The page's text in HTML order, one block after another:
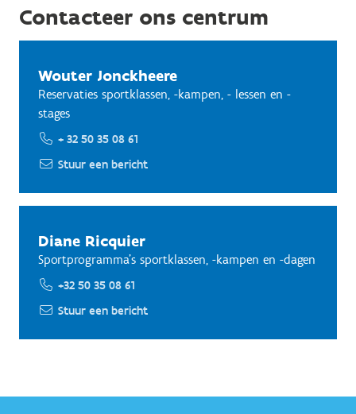
Contacteer ons centrum
Wouter Jonckheere
Reservaties sportklassen, -kampen, - lessen en -
stages
+ 32 50 35 08 61
Stuur een bericht
Diane Ricquier
Sportprogramma's sportklassen, -kampen en -dagen
+32 50 35 08 61
Stuur een bericht